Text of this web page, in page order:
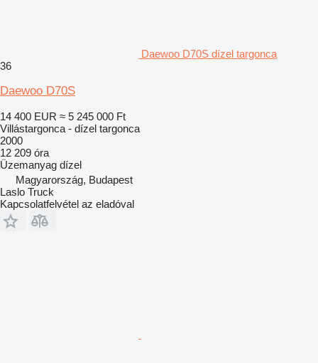
Daewoo D70S dízel targonca
36
Daewoo D70S
14 400 EUR ≈ 5 245 000 Ft
Villástargonca - dízel targonca
2000
12 209 óra
Üzemanyag dízel
Magyarország, Budapest
Laslo Truck
Kapcsolatfelvétel az eladóval